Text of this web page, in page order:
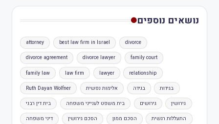
נושאים נוספים
attorney best law firm in Israel divorce
divorce agreement divorce lawyer family court
family law law firm lawyer relationship
Ruth Dayan Wolfner אלימות נפשית בגידה בגידות
בית דין רבני בית משפט לענייני משפחה גירושים גירושין
דיני משפחה הסכם גירושין הסכם ממון התעללות רגשית